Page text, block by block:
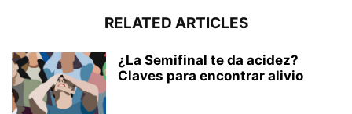
RELATED ARTICLES
¿La Semifinal te da acidez?
Claves para encontrar alivio